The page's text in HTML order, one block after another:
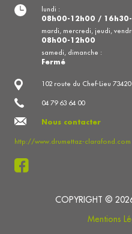
102 route du Chef-Lieu 73420
04 79 63 64 00
Nous contacter
http://www.drumettaz-clarafond.com
lundi :
08h00-12h00 /
mardi, mercredi, jeudi,
08h00-12h00
samedi, dimanche :
Fermé
COPYRIGHT ©
Mentions